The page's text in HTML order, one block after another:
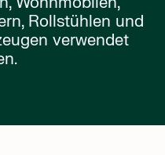
Rollstühlen und
verwendet